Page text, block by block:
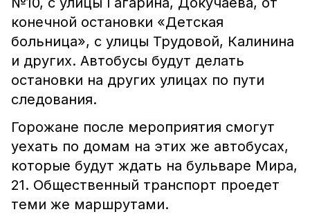
конечной остановки «Детская
больница», с улицы Трудовой, Калинина
и других. Автобусы будут делать
остановки на других улицах по пути
следования.
Горожане после мероприятия смогут
уехать по домам на этих же автобусах,
которые будут ждать на бульваре Мира,
21. Общественный транспорт проедет
теми же маршрутами.